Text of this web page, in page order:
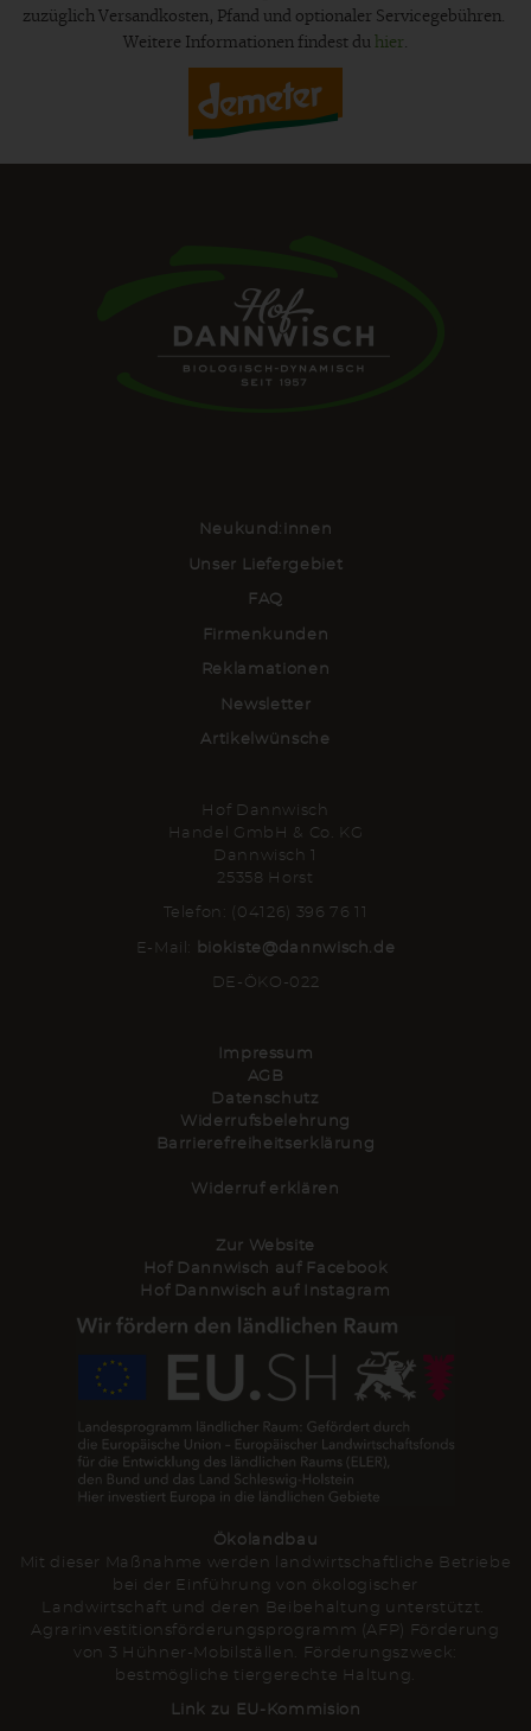
zuzüglich Versandkosten, Pfand und optionaler Servicegebühren.
Weitere Informationen findest du hier.
Neukund:innen
Unser Liefergebiet
FAQ
Firmenkunden
Reklamationen
Newsletter
Artikelwünsche
Hof Dannwisch
Handel GmbH & Co. KG
Dannwisch 1
25358 Horst
Telefon: (04126) 396 76 11
E-Mail: biokiste@dannwisch.de
DE-ÖKO-022
Impressum
AGB
Datenschutz
Widerrufsbelehrung
Barrierefreiheitserklärung
Widerruf erklären
Zur Website
Hof Dannwisch auf Facebook
Hof Dannwisch auf Instagram
Ökolandbau
Mit dieser Maßnahme werden landwirtschaftliche Betriebe
bei der Einführung von ökologischer
Landwirtschaft und deren Beibehaltung unterstützt.
Agrarinvestitionsförderungsprogramm (AFP) Förderung
von 3 Hühner-Mobilställen. Förderungszweck:
bestmögliche tiergerechte Haltung.
Link zu EU-Kommision